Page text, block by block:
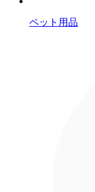
ペット用品